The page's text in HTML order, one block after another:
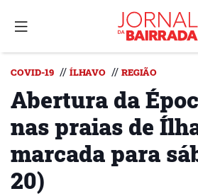
COVID-19 // ÍLHAVO // REGIÃO
Abertura da
nas praias de
marcada para
20)